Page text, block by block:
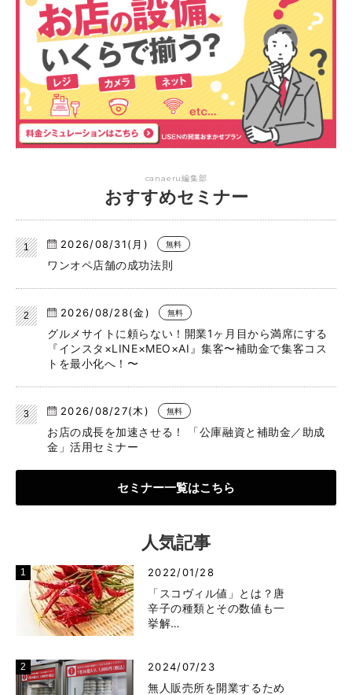
canaeru編集部
おすすめセミナー
2026/08/31(月) 無料
ワンオペ店舗の成功法則
2026/08/28(金) 無料
グルメサイトに頼らない！開業1ヶ月目から満席にする
『インスタ×LINE×MEO×AI』集客〜補助金で集客コス
トを最小化へ！〜
2026/08/27(木) 無料
お店の成長を加速させる！ 「公庫融資と補助金／助成
金」活用セミナー
セミナー一覧はこちら
人気記事
2022/01/28
「スコヴィル値」とは？唐
辛子の種類とその数値も一
挙解…
2024/07/23
無人販売所を開業するため